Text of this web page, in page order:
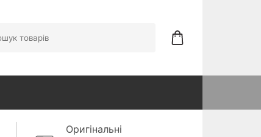
Оригінальні